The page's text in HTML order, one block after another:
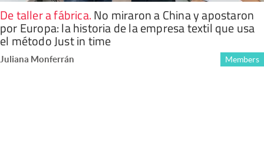
De taller a fábrica.No miraron a China y apostaron
por Europa: la historia de la empresa textil que usa
el método Just in time
Juliana Monferrán Members